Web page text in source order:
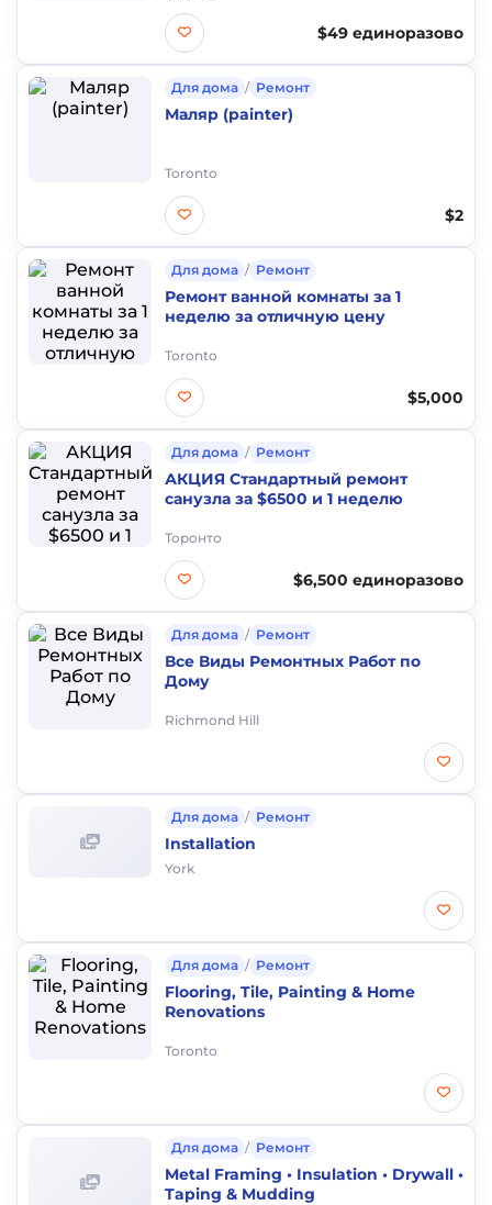
$49 единоразово
Для дома / Ремонт
Маляр (painter)
Toronto
$2
Для дома / Ремонт
Ремонт ванной комнаты за 1
неделю за отличную цену
Toronto
$5,000
Для дома / Ремонт
АКЦИЯ Стандартный ремонт
санузла за $6500 и 1 неделю
Торонто
$6,500 единоразово
Для дома / Ремонт
Все Виды Ремонтных Работ по
Дому
Richmond Hill
Для дома / Ремонт
Installation
York
Для дома / Ремонт
Flooring, Tile, Painting & Home
Renovations
Toronto
Для дома / Ремонт
Metal Framing • Insulation • Drywall •
Taping & Mudding